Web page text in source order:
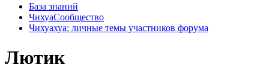
База знаний
ЧихуаСообщество
Чихуахуа: личные темы участников форума
Лютик